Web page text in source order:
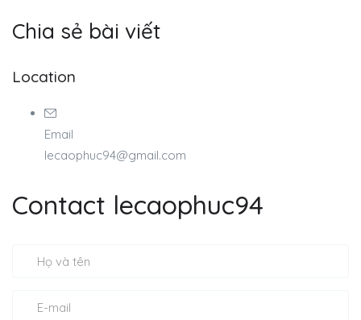
Chia sẻ bài viết
Location
Email
lecaophuc94@gmail.com
Contact lecaophuc94